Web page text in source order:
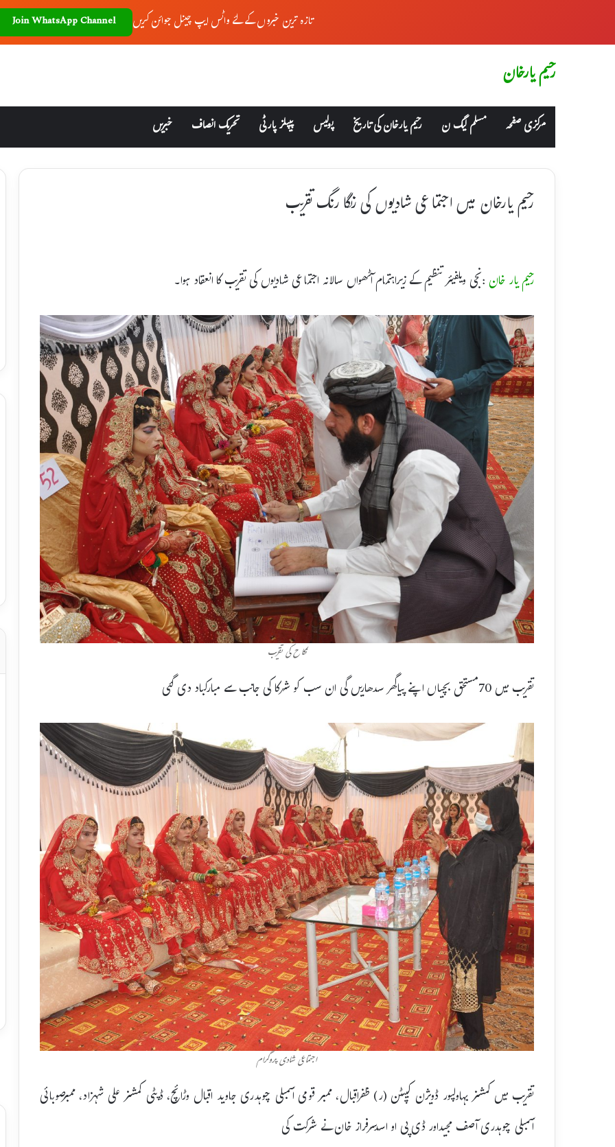
تازہ ترین خبروں کے لئے واٹس ایپ چینل جوائن کریں Join WhatsApp Channel
رحیم یارخان
مرکزی صفحہ مسلم لیگ ن رحیم یارخان کی تاریخ پولیس پیپلز پارٹی تحریک انصاف خبریں
رحیم یارخان میں اجتماعی شادیوں کی رنگا رنگ تقریب
رحیم یار خان:نجی ویلفیئر تنظیم کے زیراہتمام آٹھواں سالانہ اجتماعی شادیوں کی تقریب کا انعقاد ہوا۔
نکاح کی تقریب
تقریب میں 70مستحق بچیاں اپنے پیاگھر سدھاریں گی ان سب کو شرکا کی جانب سے مبارکباد دی گئی
اجتماعی شادی پروگرام
تقریب میں کمشنر بہاولپور ڈویژن کیپٹن (ر) ظفراقبال، ممبر قومی اسمبلی چوہدری جاوید اقبال وڑائچ، ڈپٹی کمشنر علی شہزاد، ممبرصوبائی
اسمبلی چوہدری آصف مجیداور ڈی پی او اسدسرفراز خان نے شرکت کی